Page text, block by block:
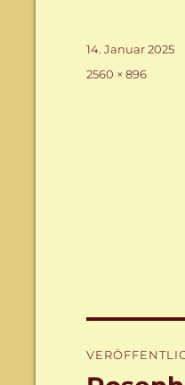
Veröffentlicht
am
14. Januar 2025
Volle
2560 × 896